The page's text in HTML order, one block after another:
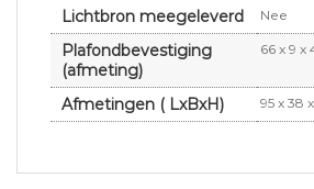
Lichtbron meegeleverd Nee
Plafondbevestiging
(afmeting)
66 x 9 x
Afmetingen ( LxBxH) 95 x 38